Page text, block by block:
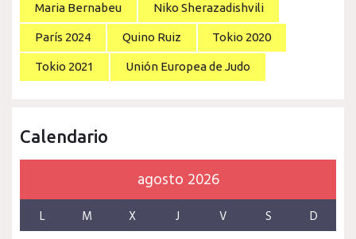
Maria Bernabeu Niko Sherazadishvili
París 2024 Quino Ruiz Tokio 2020
Tokio 2021 Unión Europea de Judo
Calendario
agosto 2026
L M X J V S D